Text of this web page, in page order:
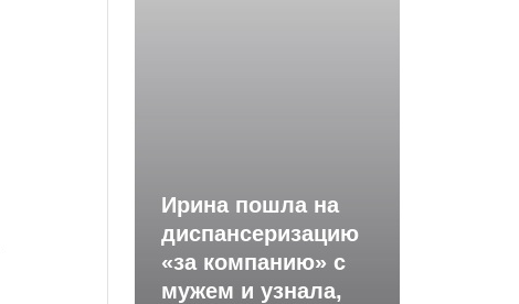
Ирина пошла на
диспансеризацию
«за компанию» с
мужем и узнала,